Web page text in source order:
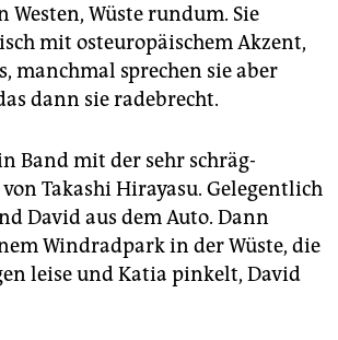
Westen, Wüste rundum. Sie
mit osteuropäischem Akzent,
manchmal sprechen sie aber
dann sie radebrecht.
Band mit der sehr schräg-
Takashi Hirayasu. Gelegentlich
David aus dem Auto. Dann
Windradpark in der Wüste, die
leise und Katia pinkelt, David